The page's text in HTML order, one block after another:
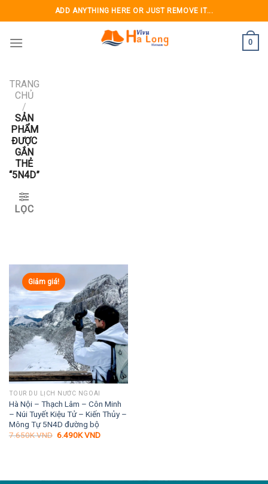
to
content
ADD ANYTHING HERE OR JUST REMOVE IT...
0
TRANG
CHỦ
/
SẢN
PHẨM
ĐƯỢC
GẮN
THẺ
“5N4D”
LỌC
Giảm giá!
TOUR DU LỊCH NƯỚC NGOÀI
Hà Nội – Thạch Lâm – Côn Minh
– Núi Tuyết Kiệu Tử – Kiến Thủy –
Mông Tự 5N4D đường bộ
7.650KVND Giá
6.490KVNDGiá